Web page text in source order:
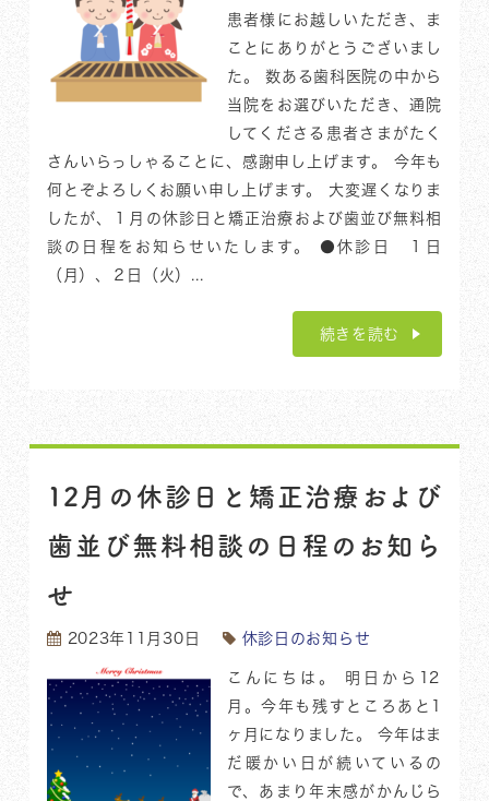
患者様にお越しいただき、ま
ことにありがとうございまし
た。 数ある歯科医院の中から
当院をお選びいただき、通院
してくださる患者さまがたく
さんいらっしゃることに、感謝申し上げます。 今年も
何とぞよろしくお願い申し上げます。 大変遅くなりま
したが、１月の休診日と矯正治療および歯並び無料相
談の日程をお知らせいたします。 ●休診日 １日
（月）、２日（火）...
続きを読む
12月の休診日と矯正治療および
歯並び無料相談の日程のお知ら
せ
2023年11月30日 休診日のお知らせ
こんにちは。 明日から12
月。今年も残すところあと1
ヶ月になりました。 今年はま
だ暖かい日が続いているの
で、あまり年末感がかんじら